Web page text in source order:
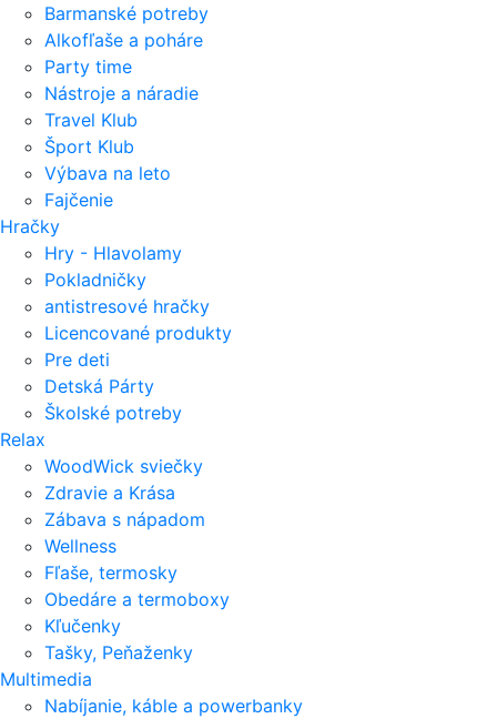
Barmanské potreby
Alkofľaše a poháre
Party time
Nástroje a náradie
Travel Klub
Šport Klub
Výbava na leto
Fajčenie
Hračky
Hry - Hlavolamy
Pokladničky
antistresové hračky
Licencované produkty
Pre deti
Detská Párty
Školské potreby
Relax
WoodWick sviečky
Zdravie a Krása
Zábava s nápadom
Wellness
Fľaše, termosky
Obedáre a termoboxy
Kľučenky
Tašky, Peňaženky
Multimedia
Nabíjanie, káble a powerbanky